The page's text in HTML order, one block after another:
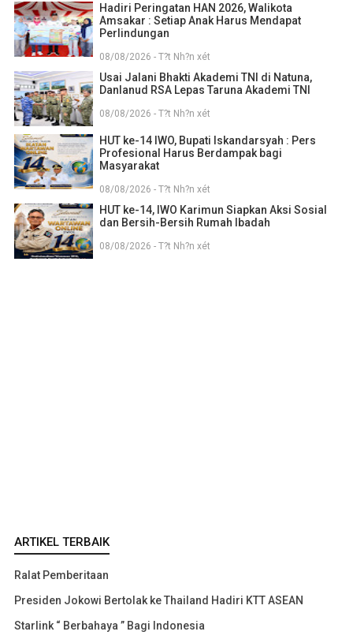
Hadiri Peringatan HAN 2026, Walikota
Amsakar : Setiap Anak Harus Mendapat
Perlindungan
08/08/2026 - T?t Nh?n xét
Usai Jalani Bhakti Akademi TNI di Natuna,
Danlanud RSA Lepas Taruna Akademi TNI
08/08/2026 - T?t Nh?n xét
HUT ke-14 IWO, Bupati Iskandarsyah : Pers
Profesional Harus Berdampak bagi
Masyarakat
08/08/2026 - T?t Nh?n xét
HUT ke-14, IWO Karimun Siapkan Aksi Sosial
dan Bersih-Bersih Rumah Ibadah
08/08/2026 - T?t Nh?n xét
ARTIKEL TERBAIK
Ralat Pemberitaan
Presiden Jokowi Bertolak ke Thailand Hadiri KTT ASEAN
Starlink “ Berbahaya ” Bagi Indonesia